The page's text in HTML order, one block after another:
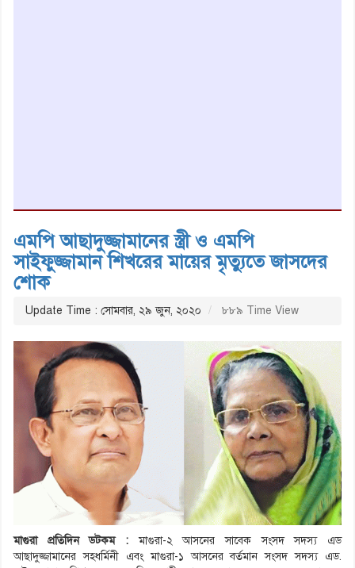
এমপি আছাদুজ্জামানের স্ত্রী ও এমপি
সাইফুজ্জামান শিখরের মায়ের মৃত্যুতে জাসদের
শোক
Update Time : সোমবার, ২৯ জুন, ২০২০ ৮৮৯ Time View
মাগুরা প্রতিদিন ডটকম : মাগুরা-২ আসনের সাবেক সংসদ সদস্য এড
আছাদুজ্জামানের সহধর্মিনী এবং মাগুরা-১ আসনের বর্তমান সংসদ সদস্য এড.